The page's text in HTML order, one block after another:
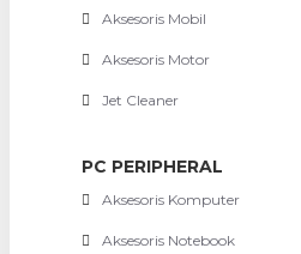
Aksesoris Mobil
Aksesoris Motor
Jet Cleaner
PC PERIPHERAL
Aksesoris Komputer
Aksesoris Notebook